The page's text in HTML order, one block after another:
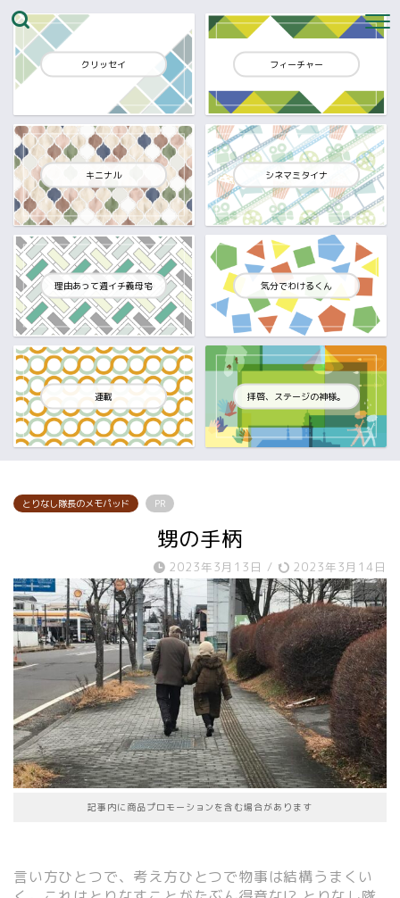
クリッセイ フィーチャー
キニナル シネマミタイナ
理由あって週イチ義母宅 気分でわけるくん
連載 拝啓、ステージの神様。
とりなし隊長のメモパッド PR
甥の手柄
2023年3月13日 / 2023年3月14日
記事内に商品プロモーションを含む場合があります
言い方ひとつで、考え方ひとつで物事は結構うまくい